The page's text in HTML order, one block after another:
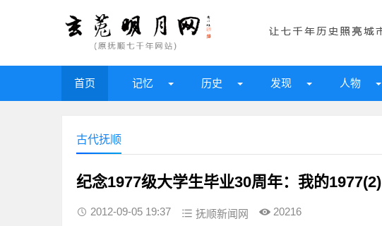
首页 记忆 历史 发现 人物
古代抚顺
纪念1977级大学生毕业30周年：我的1977(2)
2012-09-05 19:37 抚顺新闻网 20216